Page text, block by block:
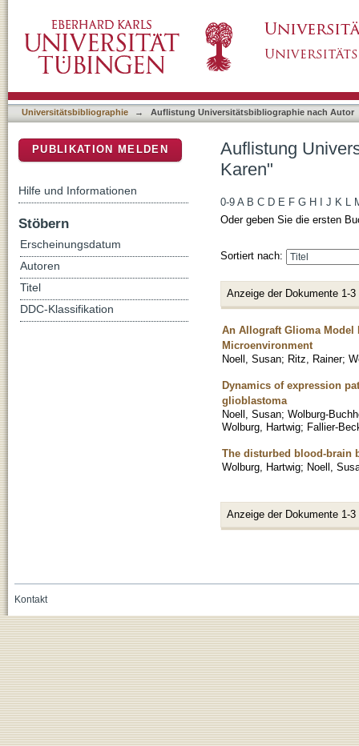
Universitätsbibliographie → Auflistung Universitätsbibliographie nach Autor
Auflistung
Karen"
0-9 A B C D E F G H J K L
Oder geben Sie die ersten
Sortiert nach:
Anzeige der Dokumente 1-3
An Allograft Glioma Model
Microenvironment
Noell, Susan; Ritz, Rainer;
Dynamics of expression
glioblastoma
Noell, Susan; Wolburg-
Wolburg, Hartwig; Fallier-
The disturbed blood-brain
Wolburg, Hartwig; Noell,
Anzeige der Dokumente 1-3
PUBLIKATION MELDEN
Hilfe und Informationen
Stöbern
Erscheinungsdatum
Autoren
Titel
DDC-Klassifikation
Kontakt